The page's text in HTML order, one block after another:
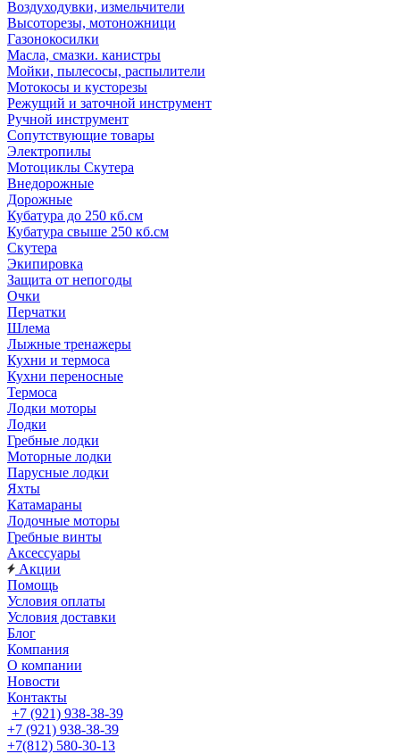
Воздуходувки, измельчители
Высоторезы, мотоножници
Газонокосилки
Масла, смазки. канистры
Мойки, пылесосы, распылители
Мотокосы и кусторезы
Режущий и заточной инструмент
Ручной инструмент
Сопутствующие товары
Электропилы
Мотоциклы Скутера
Внедорожные
Дорожные
Кубатура до 250 кб.см
Кубатура свыше 250 кб.см
Скутера
Экипировка
Защита от непогоды
Очки
Перчатки
Шлема
Лыжные тренажеры
Кухни и термоса
Кухни переносные
Термоса
Лодки моторы
Лодки
Гребные лодки
Моторные лодки
Парусные лодки
Яхты
Катамараны
Лодочные моторы
Гребные винты
Аксессуары
Акции
Помощь
Условия оплаты
Условия доставки
Блог
Компания
О компании
Новости
Контакты
+7 (921) 938-38-39
+7 (921) 938-38-39
+7(812) 580-30-13